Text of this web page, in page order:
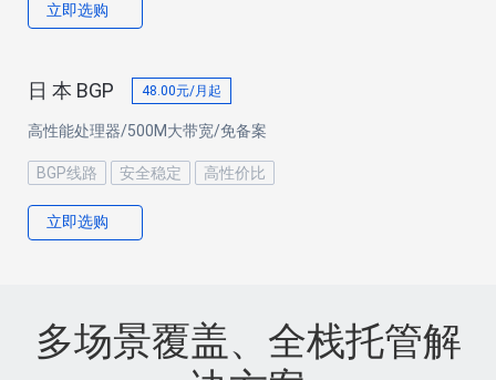
立即选购
日 本 BGP 48.00元/月起
高性能处理器/500M大带宽/免备案
BGP线路 安全稳定 高性价比
立即选购
多场景覆盖、全栈托管解